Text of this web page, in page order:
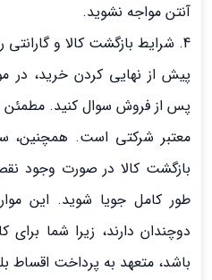
آنتن مواجه نشوید.
4. شرایط بازگشت کالا و گارانتی را بررسی کنید
پیش از نهایی کردن خرید، در
پس از فروش سوال کنید. مطمئن
معتبر شرکتی است. همچنین،
بازگشت کالا در صورت وجود
طور کامل جویا شوید. این
دوچندان دارند، زیرا شما
باشد، متعهد به پرداخت اقساط